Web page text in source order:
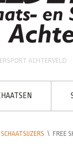
ACHTERVELD
SCHAATSIJZERS \ FREE